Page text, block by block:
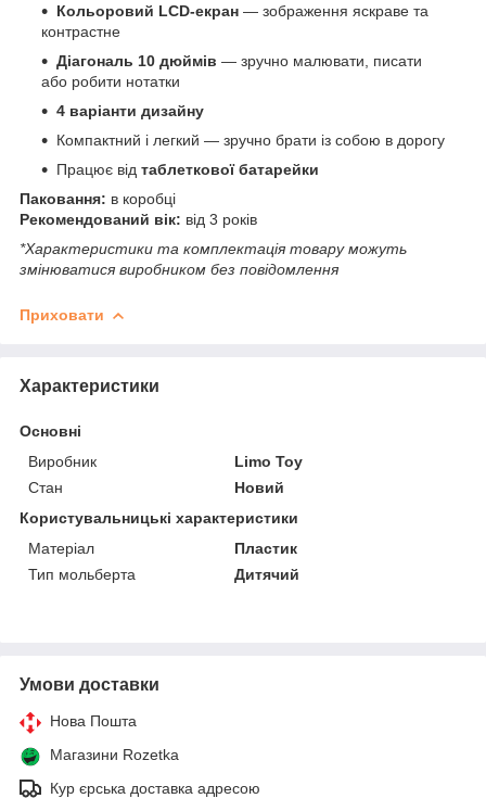
Кольоровий LCD-екран — зображення яскраве та
контрастне
Діагональ 10 дюймів — зручно малювати, писати
або робити нотатки
4 варіанти дизайну
Компактний і легкий — зручно брати із собою в дорогу
Працює від таблеткової батарейки
Паковання: в коробці
Рекомендований вік: від 3 років
*Характеристики та комплектація товару можуть
змінюватися виробником без повідомлення
Приховати
Характеристики
Основні
Виробник
Limo Toy
Стан
Новий
Користувальницькі характеристики
Матеріал
Пластик
Тип мольберта
Дитячий
Умови доставки
Нова Пошта
Магазини Rozetka
Кур єрська доставка адресою